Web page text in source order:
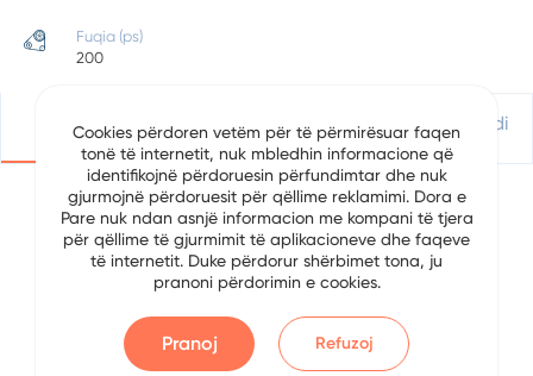
Fuqia (ps)
200
Detajet Vendndodhje Apliko Për Kredi
Detajet e Automjetit
Volkswagen
Cookies përdoren vetëm për të përmirësuar faqen
tonë të internetit, nuk mbledhin informacione që
identifikojnë përdoruesin përfundimtar dhe nuk
gjurmojnë përdoruesit për qëllime reklamimi. Dora e
Pare nuk ndan asnjë informacion me kompani të tjera
për qëllime të gjurmimit të aplikacioneve dhe faqeve
të internetit. Duke përdorur shërbimet tona, ju
pranoni përdorimin e cookies.
Pranoj Refuzoj